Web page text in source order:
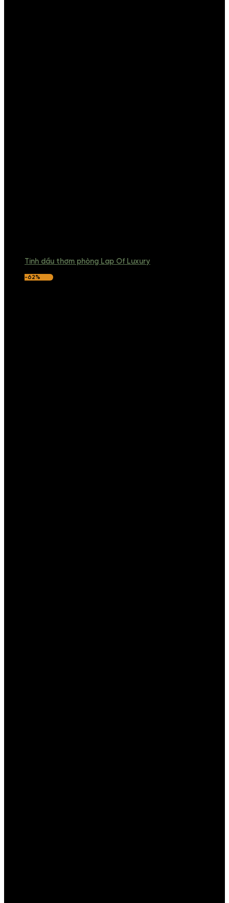
Tinh dầu thơm phòng Lap Of Luxury
-62%